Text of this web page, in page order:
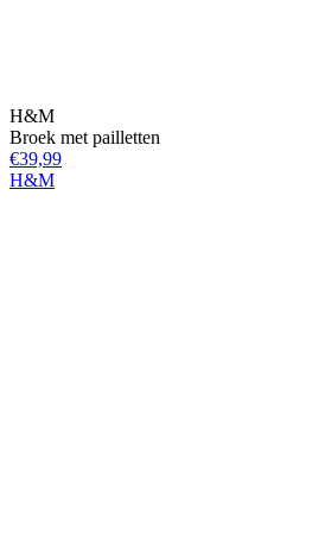
H&M
Broek met pailletten
€39,99
H&M